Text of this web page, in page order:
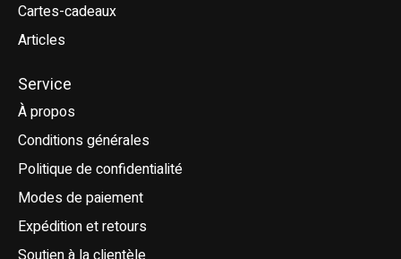
Cartes-cadeaux
Articles
Service
À propos
Conditions générales
Politique de confidentialité
Modes de paiement
Expédition et retours